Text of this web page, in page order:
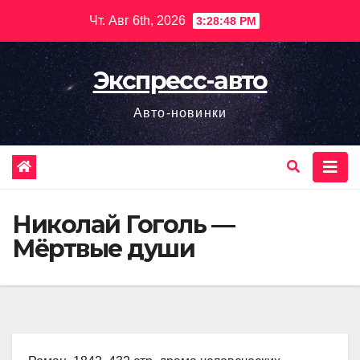
содержимому
Чт. Авг 6th, 2026 3:28:49 PM
Экспресс-авто
Авто-новинки
Николай Гоголь —
Мёртвые души